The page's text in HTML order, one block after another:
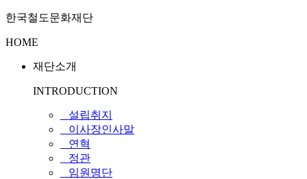
한국철도문화재단
HOME
재단소개
INTRODUCTION
_ 설립취지
_ 이사장인사말
_ 연혁
_ 정관
_ 임원명단